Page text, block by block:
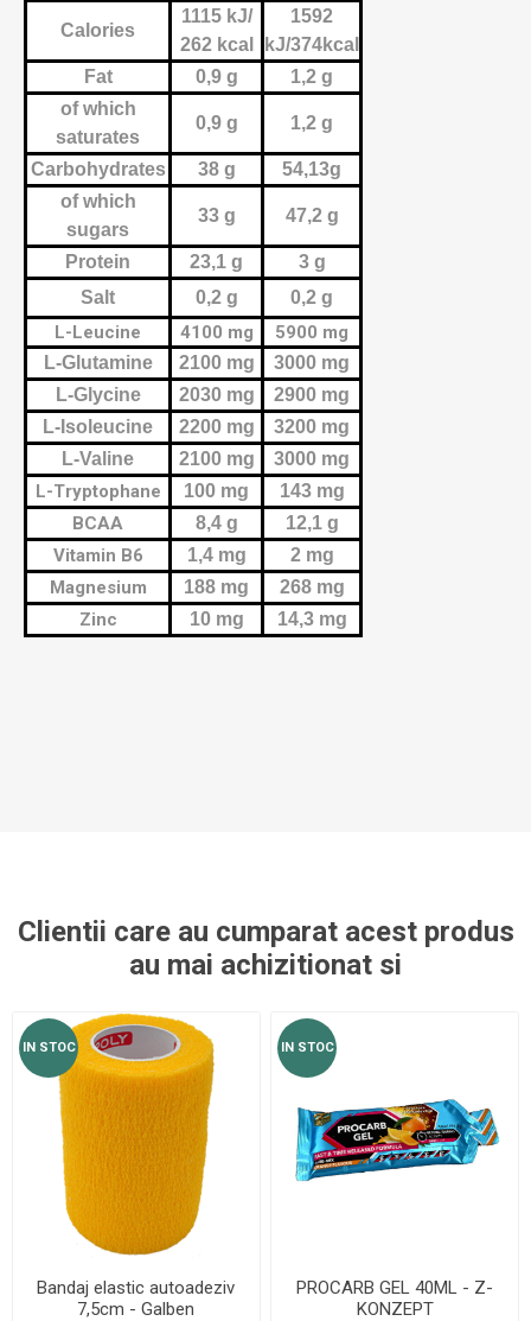
Calories
1115 kJ/
262 kcal
1592
kJ/374kcal
Fat
0,9 g
1,2 g
of which
saturates
0,9 g 1,2 g
Carbohydrates 38 g
54,13g
of which
sugars
33 g 47,2 g
Protein 23,1 g
3 g
Salt
0,2 g 0,2 g
L-Leucine 4100 mg 5900 mg
L-Glutamine 2100 mg
3000 mg
L-Glycine
2030 mg
2900 mg
L-Isoleucine
2200 mg
3200 mg
L-Valine
2100 mg 3000 mg
L-Tryptophane 100 mg 143 mg
BCAA 8,4 g 12,1 g
Vitamin B6 1,4 mg 2 mg
Magnesium 188 mg 268 mg
Zinc 10 mg 14,3 mg
Clientii care au cumparat acest produs
au mai achizitionat si
IN STOC
Bandaj elastic autoadeziv
7,5cm - Galben
IN STOC
PROCARB GEL 40ML - Z-
KONZEPT